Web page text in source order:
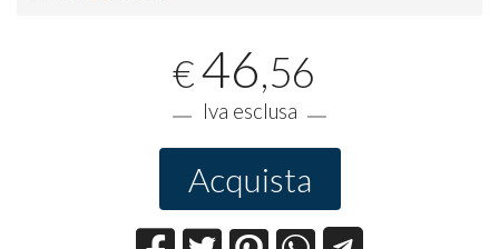
€46,56
Iva esclusa
Acquista